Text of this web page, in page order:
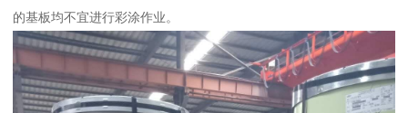
的基板均不宜进行彩涂作业。